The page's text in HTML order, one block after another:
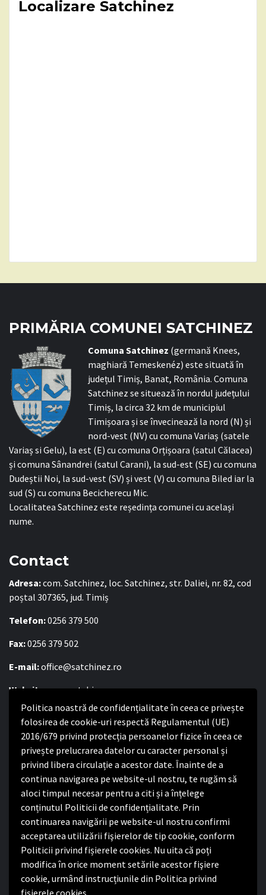
Politica noastră de confidențialitate în ceea ce privește
folosirea de cookie-uri respectă Regulamentul (UE)
2016/679 privind protecția persoanelor fizice în ceea ce
privește prelucrarea datelor cu caracter personal și
privind libera circulație a acestor date. Înainte de a
continua navigarea pe website-ul nostru, te rugăm să
aloci timpul necesar pentru a citi și a înțelege
conținutul Politicii de confidențialitate. Prin
continuarea navigării pe website-ul nostru confirmi
acceptarea utilizării fişierelor de tip cookie, conform
Politicii privind fișierele cookies. Nu uita că poți
modifica în orice moment setările acestor fişiere
cookie, urmând instrucțiunile din Politica privind
fișierele cookies.
Localizare Satchinez
PRIMĂRIA COMUNEI SATCHINEZ
Comuna Satchinez (germană Knees,
maghiară Temeskenéz) este situată în
județul Timiș, Banat, România. Comuna
Satchinez se situează în nordul județului
Timiș, la circa 32 km de municipiul
Timișoara și se învecinează la nord (N) și
nord-vest (NV) cu comuna Variaș (satele
Variaș si Gelu), la est (E) cu comuna Orțișoara (satul Călacea)
și comuna Sânandrei (satul Carani), la sud-est (SE) cu comuna
Dudeștii Noi, la sud-vest (SV) și vest (V) cu comuna Biled iar la
sud (S) cu comuna Becicherecu Mic.
Localitatea Satchinez este reședința comunei cu același
nume.
Contact
Adresa:com. Satchinez, loc. Satchinez, str. Daliei, nr. 82, cod
poștal 307365, jud. Timiș
Telefon:0256 379 500
Fax:0256 379 502
E-mail:office@satchinez.ro
Website:www.satchinez.ro
Program cu publicul:
Luni – Joi:8:00-16:30
Vineri:8:00 – 14:00
Politica de confidențialitate
Politica de confidențialitate
Nota de informare privind implementarea Regulamentului
(UE) 2016/679
Termeni și condiții de utilizare website